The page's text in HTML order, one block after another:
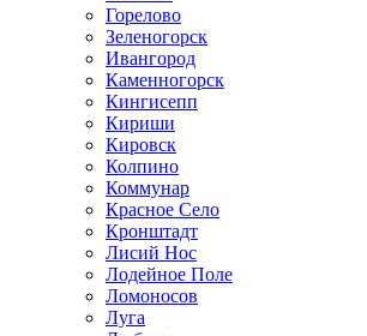
Горелово
Зеленогорск
Ивангород
Каменногорск
Кингисепп
Кириши
Кировск
Колпино
Коммунар
Красное Село
Кронштадт
Лисий Нос
Лодейное Поле
Ломоносов
Луга